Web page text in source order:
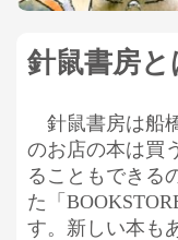
針鼠書房と
針鼠書房は船
のお店の本は買
ることもできる
た「
す。新しい本も